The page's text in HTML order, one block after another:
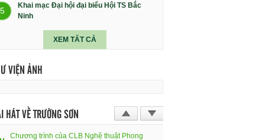
5
Khai mạc Đại hội đại biểu Hội TS Bắc
Ninh
XEM TẤT CẢ
VIỆN ẢNH
HÁT VỀ TRƯỜNG SƠN
Chương trình của CLB Nghệ thuật Phong